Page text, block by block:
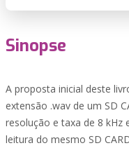
Sinopse
A proposta inicial deste
extensão .wav de um SD
resolução e taxa de 8 kHz
leitura do mesmo SD